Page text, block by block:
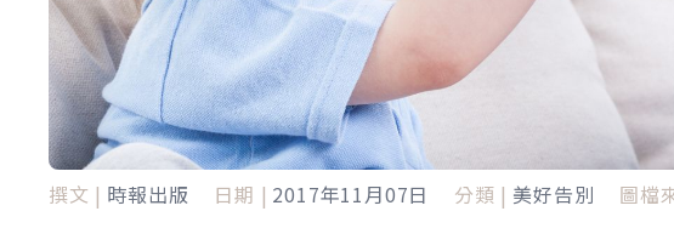
撰文 | 時報出版 日期 | 2017年11月07日 分類 | 美好告別 圖檔